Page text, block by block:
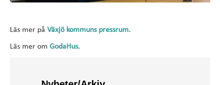
Läs mer på Växjö kommuns pressrum.
Läs mer om GodaHus.